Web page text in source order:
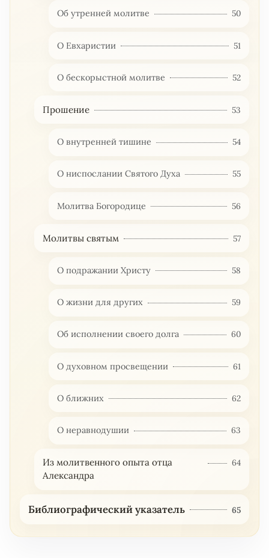
Об утренней молитве 50
О Евхаристии 51
О бескорыстной молитве 52
Прошение 53
О внутренней тишине 54
О ниспослании Святого Духа 55
Молитва Богородице 56
Молитвы святым 57
О подражании Христу 58
О жизни для других 59
Об исполнении своего долга 60
О духовном просвещении 61
О ближних 62
О неравнодушии 63
Из молитвенного опыта отца
Александра
64
Библиографический указатель 65